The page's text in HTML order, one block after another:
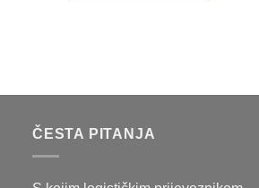
ČESTA PITANJA